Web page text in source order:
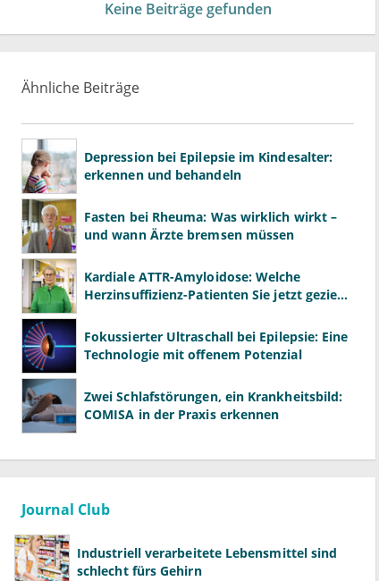
Keine Beiträge gefunden
Ähnliche Beiträge
Depression bei Epilepsie im Kindesalter:
erkennen und behandeln
Fasten bei Rheuma: Was wirklich wirkt –
und wann Ärzte bremsen müssen
Kardiale ATTR-Amyloidose: Welche
Herzinsuffizienz-Patienten Sie jetzt gezielt
Fokussierter Ultraschall bei Epilepsie: Eine
Technologie mit offenem Potenzial
Zwei Schlafstörungen, ein Krankheitsbild:
COMISA in der Praxis erkennen
Journal Club
Industriell verarbeitete Lebensmittel sind
schlecht fürs Gehirn